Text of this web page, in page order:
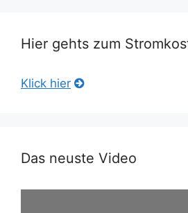
Hier gehts zum
Klick hier
Das neuste Video